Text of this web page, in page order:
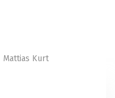
Mattias Kurt